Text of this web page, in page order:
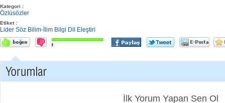
Kategori :
Özlüsözler
Etiket :
Lider Söz Bilim-İlim Bilgi Dil Eleştiri
İlk Yorum Yapan Sen Ol